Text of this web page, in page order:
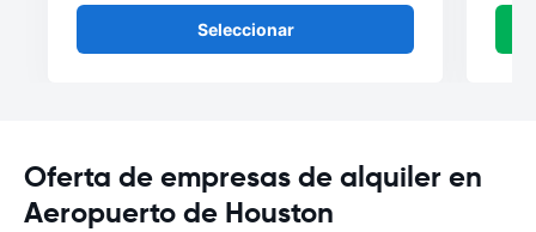
Seleccionar
Oferta de empresas de alquiler en
Aeropuerto de Houston